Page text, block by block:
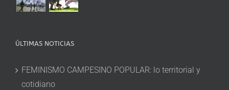
ÚLTIMAS NOTICIAS
FEMINISMO CAMPESINO POPULAR: lo territorial y
cotidiano